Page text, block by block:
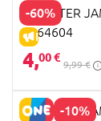
-60%
MONSTER
6064604
4,00 €
9,99 €
-10%
MONSTER